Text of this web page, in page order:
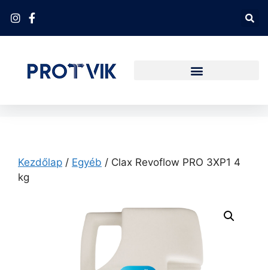
Kezdőlap / Egyéb / Clax Revoflow PRO 3XP1 4
kg